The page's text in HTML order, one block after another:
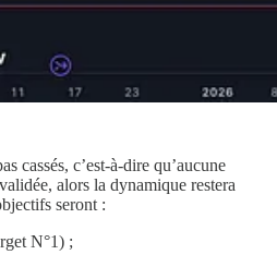
cassés, c’est-à-dire qu’aucune
alors la dynamique restera
seront :
N°1) ;